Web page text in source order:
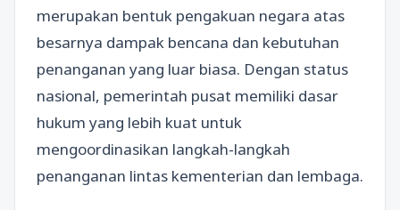
merupakan bentuk pengakuan negara atas
besarnya dampak bencana dan kebutuhan
penanganan yang luar biasa. Dengan status
nasional, pemerintah pusat memiliki dasar
hukum yang lebih kuat untuk
mengoordinasikan langkah-langkah
penanganan lintas kementerian dan lembaga.